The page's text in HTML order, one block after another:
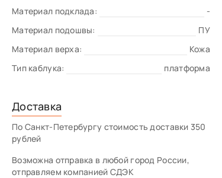
Материал подклада:
-
Материал подошвы:
ПУ
Материал верха:
Кожа
Тип каблука:
платформа
Доставка
По Санкт-Петербургу стоимость доставки 350
рублей
Возможна отправка в любой город России,
отправляем компанией СДЭК